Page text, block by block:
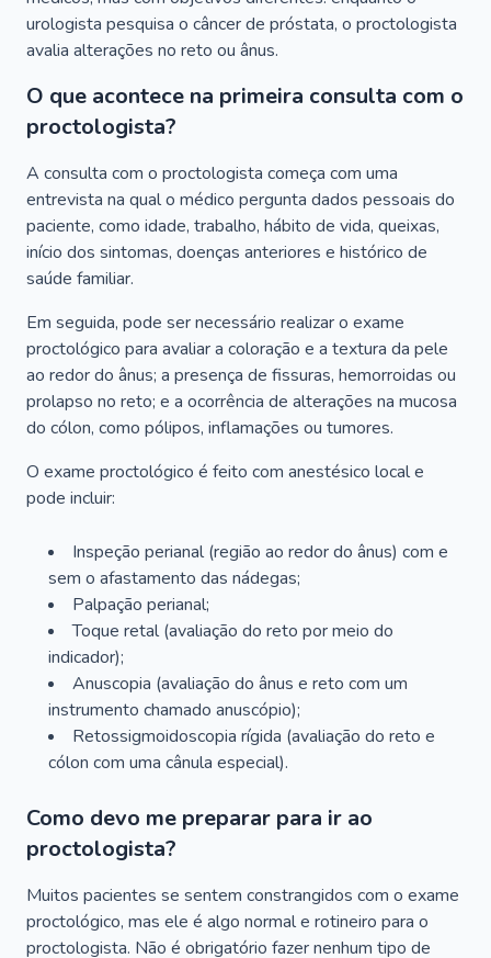
urologista pesquisa o câncer de próstata, o proctologista
avalia alterações no reto ou ânus.
O que acontece na primeira consulta com o
proctologista?
A consulta com o proctologista começa com uma
entrevista na qual o médico pergunta dados pessoais do
paciente, como idade, trabalho, hábito de vida, queixas,
início dos sintomas, doenças anteriores e histórico de
saúde familiar.
Em seguida, pode ser necessário realizar o exame
proctológico para avaliar a coloração e a textura da pele
ao redor do ânus; a presença de fissuras, hemorroidas ou
prolapso no reto; e a ocorrência de alterações na mucosa
do cólon, como pólipos, inflamações ou tumores.
O exame proctológico é feito com anestésico local e
pode incluir:
Inspeção perianal (região ao redor do ânus) com e
sem o afastamento das nádegas;
Palpação perianal;
Toque retal (avaliação do reto por meio do
indicador);
Anuscopia (avaliação do ânus e reto com um
instrumento chamado anuscópio);
Retossigmoidoscopia rígida (avaliação do reto e
cólon com uma cânula especial).
Como devo me preparar para ir ao
proctologista?
Muitos pacientes se sentem constrangidos com o exame
proctológico, mas ele é algo normal e rotineiro para o
proctologista. Não é obrigatório fazer nenhum tipo de